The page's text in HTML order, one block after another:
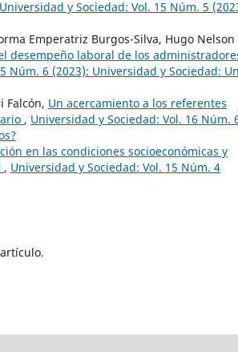
Universidad y Sociedad: Vol. 15 Núm. 5
Emperatriz Burgos-Silva, Hugo Nelson
desempeño laboral de los
Núm. 6 (2023): Universidad y Sociedad: Un
Falcón, Un acercamiento a los referentes
, Universidad y Sociedad: Vol. 16 Núm.
en las condiciones socioeconómicas y
, Universidad y Sociedad: Vol. 15 Núm. 4